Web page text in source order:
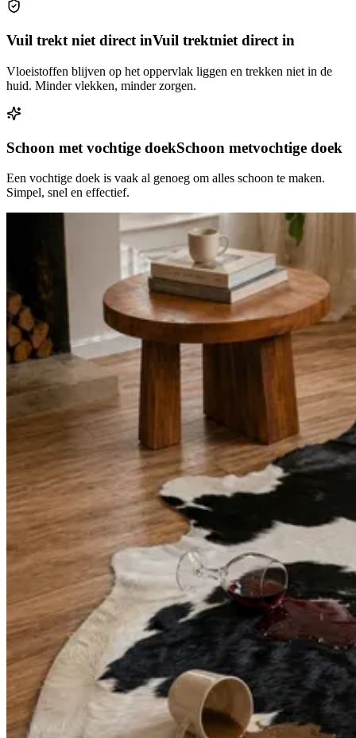
Vuil trekt niet direct inVuil trektniet direct in
Vloeistoffen blijven op het oppervlak liggen en trekken niet in de
huid. Minder vlekken, minder zorgen.
Schoon met vochtige doekSchoon metvochtige doek
Een vochtige doek is vaak al genoeg om alles schoon te maken.
Simpel, snel en effectief.